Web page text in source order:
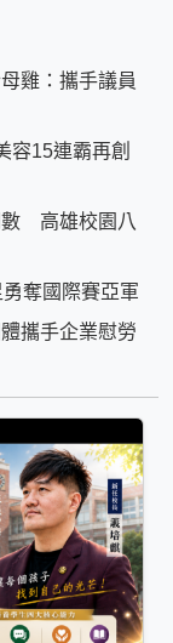
雞：攜手議員
15連霸再創
數 高雄校園八
奪國際賽亞軍
攜手企業慰勞